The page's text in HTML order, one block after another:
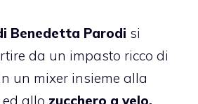
Benedetta Parodi si
da un impasto ricco di
un mixer insieme alla